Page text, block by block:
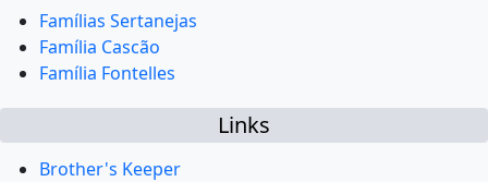
Famílias Sertanejas
Família Cascão
Família Fontelles
Links
Brother's Keeper